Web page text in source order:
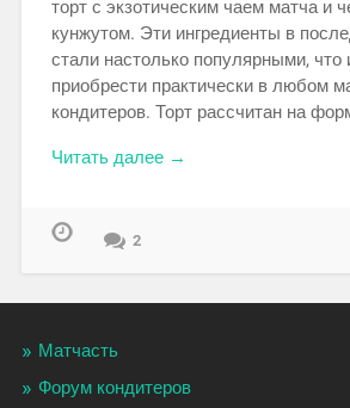
торт с экзотическим чаем матча и
кунжутом. Эти ингредиенты в
стали настолько популярными, что
приобрести практически в любом
кондитеров. Торт рассчитан на
Читать далее →
2
Матчасть
Форум кондитеров